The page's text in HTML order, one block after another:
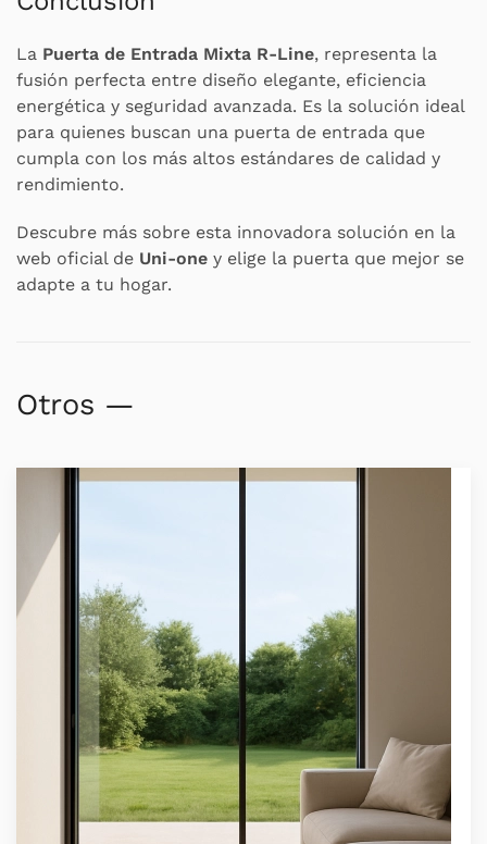
La Puerta de Entrada Mixta R-Line, representa la
fusión perfecta entre diseño elegante, eficiencia
energética y seguridad avanzada. Es la solución ideal
para quienes buscan una puerta de entrada que
cumpla con los más altos estándares de calidad y
rendimiento.
Descubre más sobre esta innovadora solución en la
web oficial de Uni-one y elige la puerta que mejor se
adapte a tu hogar.
Otros —